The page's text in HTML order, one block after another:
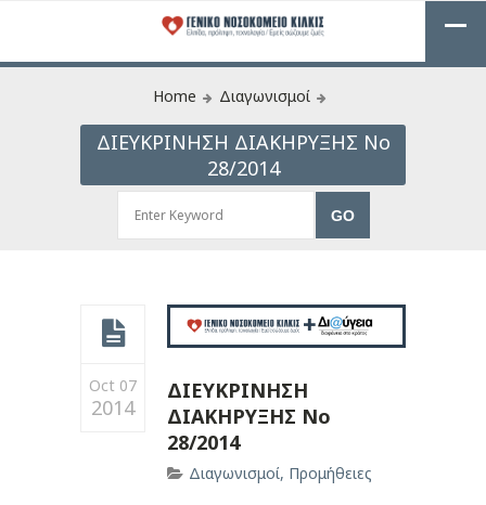
Home Διαγωνισμοί
ΔΙΕΥΚΡΙΝΗΣΗ ΔΙΑΚΗΡΥΞΗΣ Νο
28/2014
Oct 07
2014
ΔΙΕΥΚΡΙΝΗΣΗ
ΔΙΑΚΗΡΥΞΗΣ Νο
28/2014
Διαγωνισμοί, Προμήθειες